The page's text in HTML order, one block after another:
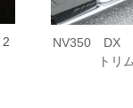
2
NV350 DX
トリム